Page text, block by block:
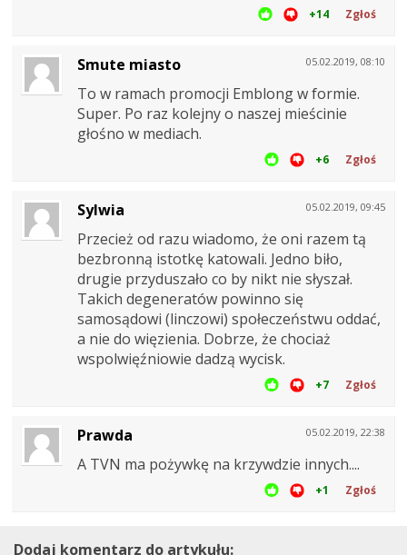
+14 Zgłoś
05.02.2019, 08:10
Smute miasto
To w ramach promocji Emblong w formie.
Super. Po raz kolejny o naszej mieścinie
głośno w mediach.
+6 Zgłoś
05.02.2019, 09:45
Sylwia
Przecież od razu wiadomo, że oni razem tą
bezbronną istotkę katowali. Jedno biło,
drugie przyduszało co by nikt nie słyszał.
Takich degeneratów powinno się
samosądowi (linczowi) społeczeństwu oddać,
a nie do więzienia. Dobrze, że chociaż
wspolwięźniowie dadzą wycisk.
+7 Zgłoś
05.02.2019, 22:38
Prawda
A TVN ma pożywkę na krzywdzie innych....
+1 Zgłoś
Dodaj komentarz do artykułu: